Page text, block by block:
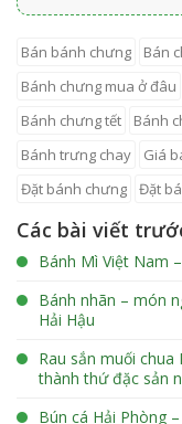
bán bánh chưng bán
bánh chưng mua ở đâu
bánh chưng tết
bánh
bánh trưng chay
giá
đặt bánh chưng
đặt
Các bài viết
Bánh Mì Việt Nam
Bánh nhãn – món
Hải Hậu
Rau sắn muối chua
thành thứ đặc sản
Bún cá Hải Phòng